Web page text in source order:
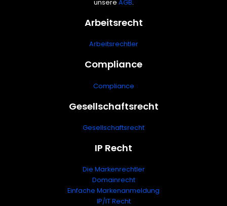
unsere AGB.
Arbeitsrecht
Arbeitsrechtler
Compliance
Compliance
Gesellschaftsrecht
Gesellschaftsrecht
IP Recht
Die Markenrechtler
Domainrecht
Einfache Markenanmeldung
IP/IT Recht